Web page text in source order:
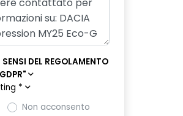
DEL REGOLAMENTO
*
Non acconsento